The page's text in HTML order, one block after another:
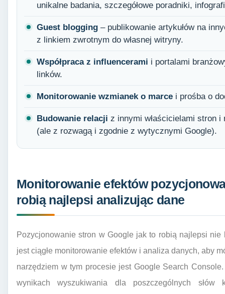
unikalne badania, szczegółowe poradniki,
Guest blogging – publikowanie artykułów na
z linkiem zwrotnym do własnej witryny.
Współpraca z influencerami i portalami
linków.
Monitorowanie wzmianek o marce i prośba o
Budowanie relacji z innymi właścicielami stron
(ale z rozwagą i zgodnie z wytycznymi Google).
Monitorowanie efektów
robią najlepsi analizując dane
Pozycjonowanie stron w Google jak to robią najlepsi
jest ciągłe monitorowanie efektów i analiza danych, aby
narzędziem w tym procesie jest Google Search
wynikach wyszukiwania dla poszczególnych słów